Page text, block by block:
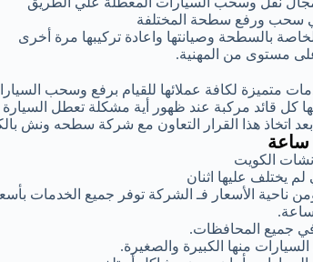
سحب ورفع سطحة المختلفة
بالسطحة وصيانتها واعادة تركيبها مرة أخرى
مستوى من المهنية.
متميزة لكافة عملائها للقيام برفع وسحب
قائد مركبة عند ظهور أية مشكلة تعطل السيارة
اتخاذ هذا القرار التعاون مع شركة سطحه ونش
الكويت
يختلف عليها اثنان
الأسعار فـ الشركة توفر جميع الخدمات
جميع المحافظات.
منها الكبيرة والصغيرة.